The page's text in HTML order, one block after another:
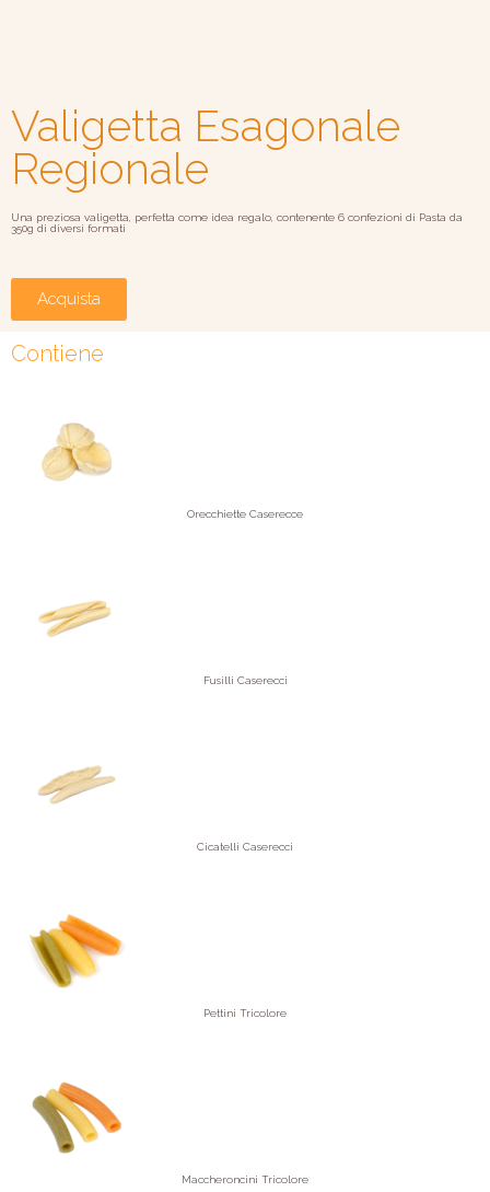
Valigetta Esagonale
Regionale
Una preziosa valigetta, perfetta come idea regalo, contenente 6 confezioni di Pasta da
350g di diversi formati
Acquista
Contiene
Orecchiette Caserecce
Fusilli Caserecci
Cicatelli Caserecci
Pettini Tricolore
Maccheroncini Tricolore